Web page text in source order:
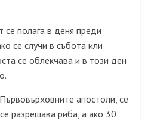
се полага в деня преди
се случи в събота или
се облекчава и в този ден
апостоли, се
разрешава риба, а ако 30